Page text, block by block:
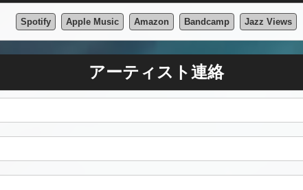
Spotify Apple Music Amazon Bandcamp Jazz Views
アーティスト連絡